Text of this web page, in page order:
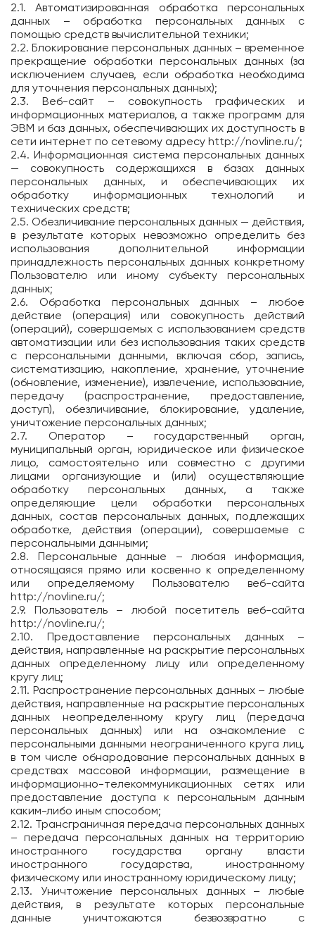
2.1. Автоматизированная обработка персональных
данных – обработка персональных данных с
помощью средств вычислительной техники;
2.2. Блокирование персональных данных – временное
прекращение обработки персональных данных (за
исключением случаев, если обработка необходима
для уточнения персональных данных);
2.3. Веб-сайт – совокупность графических и
информационных материалов, а также программ для
ЭВМ и баз данных, обеспечивающих их доступность в
сети интернет по сетевому адресу http://novline.ru/;
2.4. Информационная система персональных данных
— совокупность содержащихся в базах данных
персональных данных, и обеспечивающих их
обработку информационных технологий и
технических средств;
2.5. Обезличивание персональных данных — действия,
в результате которых невозможно определить без
использования дополнительной информации
принадлежность персональных данных конкретному
Пользователю или иному субъекту персональных
данных;
2.6. Обработка персональных данных – любое
действие (операция) или совокупность действий
(операций), совершаемых с использованием средств
автоматизации или без использования таких средств
с персональными данными, включая сбор, запись,
систематизацию, накопление, хранение, уточнение
(обновление, изменение), извлечение, использование,
передачу (распространение, предоставление,
доступ), обезличивание, блокирование, удаление,
уничтожение персональных данных;
2.7. Оператор – государственный орган,
муниципальный орган, юридическое или физическое
лицо, самостоятельно или совместно с другими
лицами организующие и (или) осуществляющие
обработку персональных данных, а также
определяющие цели обработки персональных
данных, состав персональных данных, подлежащих
обработке, действия (операции), совершаемые с
персональными данными;
2.8. Персональные данные – любая информация,
относящаяся прямо или косвенно к определенному
или определяемому Пользователю веб-сайта
http://novline.ru/;
2.9. Пользователь – любой посетитель веб-сайта
http://novline.ru/;
2.10. Предоставление персональных данных –
действия, направленные на раскрытие персональных
данных определенному лицу или определенному
кругу лиц;
2.11. Распространение персональных данных – любые
действия, направленные на раскрытие персональных
данных неопределенному кругу лиц (передача
персональных данных) или на ознакомление с
персональными данными неограниченного круга лиц,
в том числе обнародование персональных данных в
средствах массовой информации, размещение в
информационно-телекоммуникационных сетях или
предоставление доступа к персональным данным
каким-либо иным способом;
2.12. Трансграничная передача персональных данных
– передача персональных данных на территорию
иностранного государства органу власти
иностранного государства, иностранному
физическому или иностранному юридическому лицу;
2.13. Уничтожение персональных данных – любые
действия, в результате которых персональные
данные уничтожаются безвозвратно с